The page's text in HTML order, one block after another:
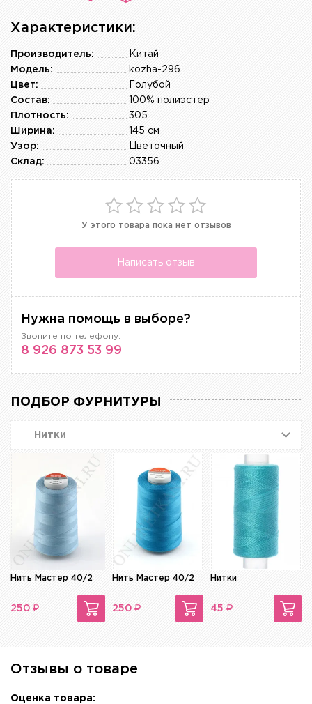
Характеристики:
Китай
Производитель:
kozha-296
Модель:
Голубой
Цвет:
100% полиэстер
Состав:
305
Плотность:
145 см
Ширина:
Цветочный
Узор:
03356
Склад:
У этого товара пока нет отзывов
Написать отзыв
Нужна помощь в выборе?
Звоните по телефону:
8 926 873 53 99
ПОДБОР ФУРНИТУРЫ
Нитки
Нить Мастер 40/2
250 ₽
Нить Мастер 40/2
250 ₽
Нитки
45 ₽
Отзывы о товаре
Оценка товара: